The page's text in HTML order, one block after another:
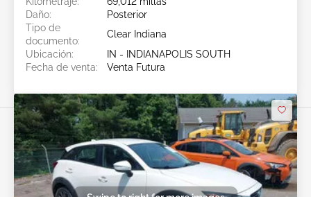
Daño:
Posterior
Tipo de
documento:
Clear Indiana
Ubicación:
IN - INDIANAPOLIS SOUTH
Fecha de venta:
Venta Futura